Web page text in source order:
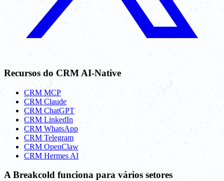
Recursos do CRM AI-Native
CRM MCP
CRM Claude
CRM ChatGPT
CRM LinkedIn
CRM WhatsApp
CRM Telegram
CRM OpenClaw
CRM Hermes AI
A Breakcold funciona para vários setores